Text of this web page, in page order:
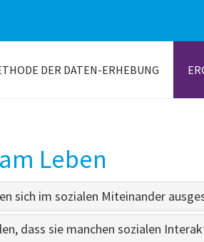
DER DATEN-ERHEBUNG
Leben
sich im sozialen Miteinander
dass sie manchen sozialen